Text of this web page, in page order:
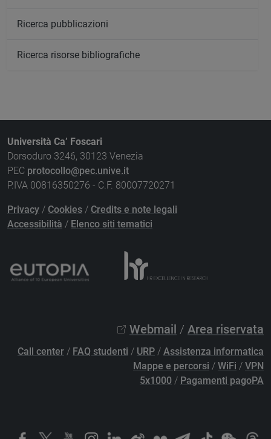
Ricerca pubblicazioni
Ricerca risorse bibliografiche
Università Ca’ Foscari
Dorsoduro 3246, 30123 Venezia
PEC protocollo@pec.unive.it
P.IVA 00816350276 - C.F. 80007720271
Privacy / Cookies / Credits e note legali
Accessibilità / Elenco siti tematici
Webmail / Area riservata
Call center / FAQ studenti / URP / Assistenza informatica
Mappe e percorsi / WiFi / VPN
5x1000 / Pagamenti pagoPA